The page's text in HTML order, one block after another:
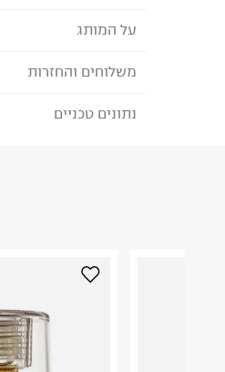
על המותג
משלוחים והחזרות
לבחירת בשיטת
לפני החזרת החבילה,
במקום בו הודבקה
פריטים שבירים יש
בהתאם לתנאי
נתונים טכניים
שידולבסקי 5, יבנה.